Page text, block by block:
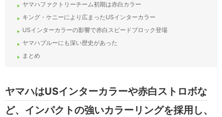
ヤマハファクトリーチーム初期は赤白カラー
キング・ケニーにより広まったUSインターカラー
USインターカラーの影響で赤白スピードブロック登場
ヤマハブルーにも深い歴史があった
まとめ
ヤマハはUSインターカラーや赤白ストロボな
ど、インパクトの強いカラーリングを採用し、